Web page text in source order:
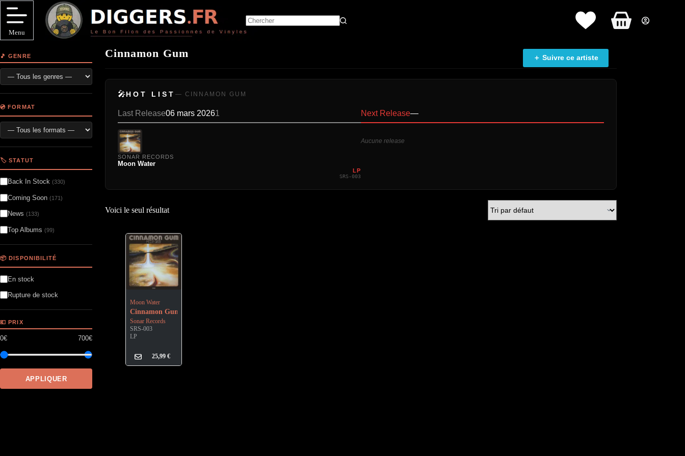
Passer
au
contenu
Menu
Panier
Cinnamon Gum ＋ Suivre ce artiste
🎤HOT LIST — CINNAMON GUM
Last Release06 mars 20261
SONAR RECORDS
Moon Water
LP
SRS-003
Next Release—
Aucune release
Voici le seul résultat
Moon Water
Cinnamon Gum
Sonar Records
SRS-003
LP
25,99€
🎵 GENRE
💿 FORMAT
🏷️ STATUT
Back In Stock (330)
Coming Soon (171)
News (133)
Top Albums (99)
📦 DISPONIBILITÉ
En stock
Rupture de stock
💶 PRIX
0€ 700€
APPLIQUER